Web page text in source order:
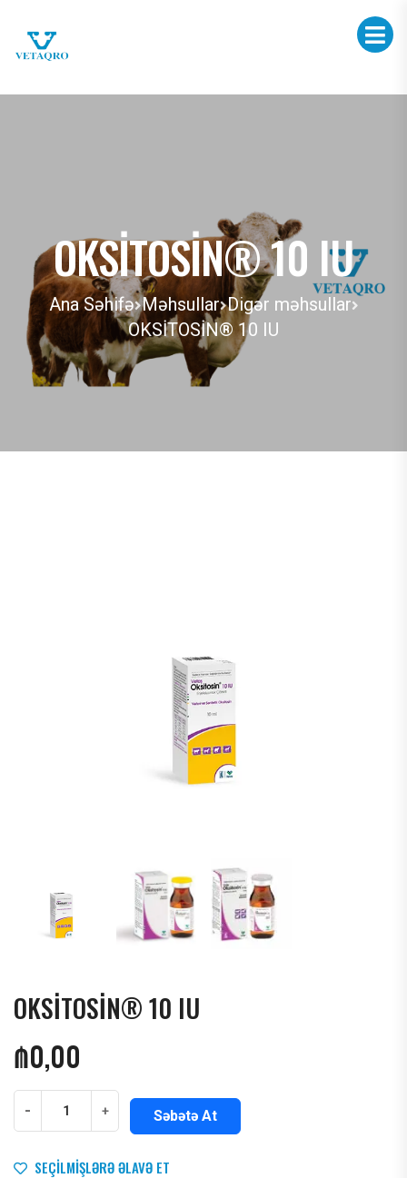
OKSİTOSİN® 10 IU
Ana Səhifə Məhsullar Digər məhsullar
OKSİTOSİN® 10 IU
OKSİTOSİN® 10 IU
₼0,00
- + Səbətə At
SEÇILMIŞLƏRƏ ƏLAVƏ ET